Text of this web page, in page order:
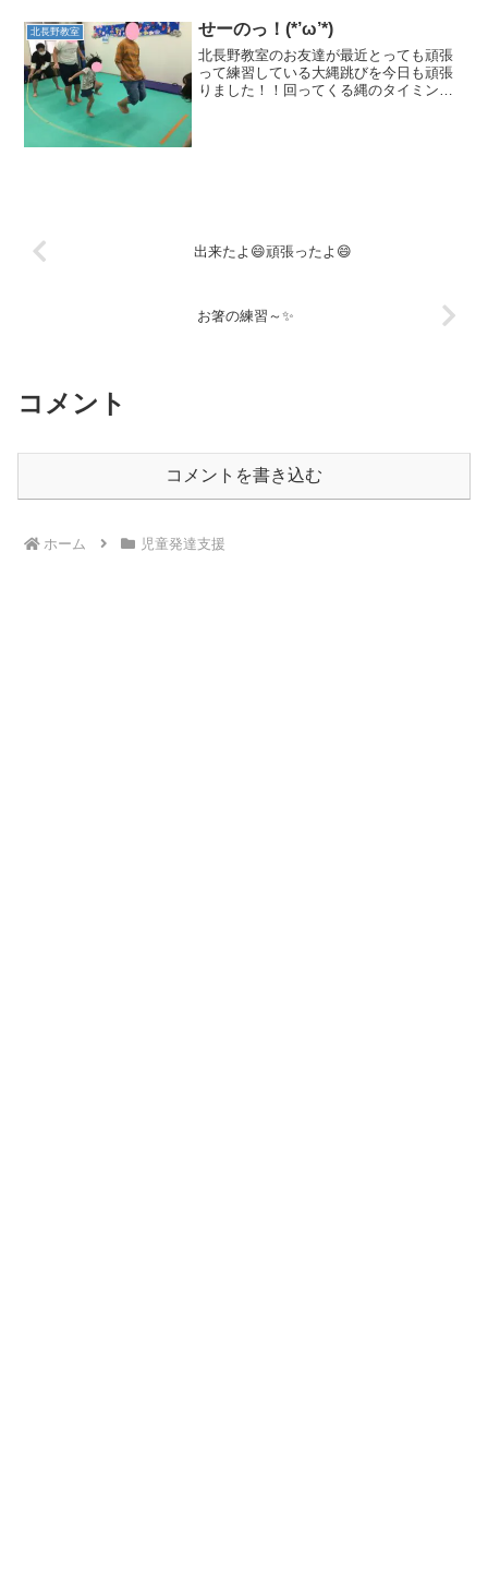
をよく聞いていました⭐花丸ですね！！い
ざというときに、どういう行動...
北長野教室 せーのっ！(*’ω’*)
北長野教室のお友達が最近とっても頑張
って練習している大縄跳びを今日も頑張
りました！！回ってくる縄のタイミング
出来たよ😄頑張ったよ😄
お箸の練習～✨
コメント
コメントを書き込む
ホーム 児童発達支援